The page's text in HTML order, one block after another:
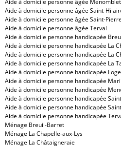
Aide à domicile personne âgée Saint-
Aide à domicile personne âgée Saint-
Aide à domicile personne âgée Terval
Aide à domicile personne handicapée
Aide à domicile personne handicapée La
Aide à domicile personne handicapée La
Aide à domicile personne handicapée La
Aide à domicile personne handicapée
Aide à domicile personne handicapée
Aide à domicile personne handicapée
Aide à domicile personne handicapée
Aide à domicile personne handicapée
Aide à domicile personne handicapée
Ménage Breuil-Barret
Ménage La Chapelle-aux-Lys
Ménage La Châtaigneraie